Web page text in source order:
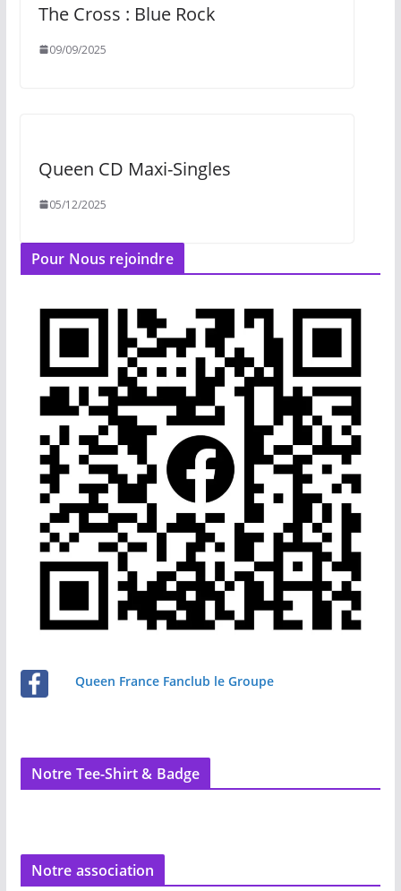
The Cross : Blue Rock
09/09/2025
Queen CD Maxi-Singles
05/12/2025
Pour Nous rejoindre
Queen France Fanclub le Groupe
Notre Tee-Shirt & Badge
Notre association